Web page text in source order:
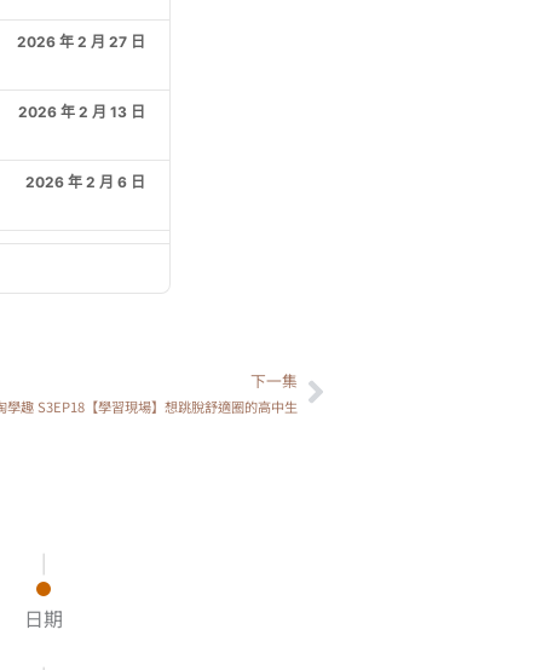
2026 年 2 月 27 日
2026 年 2 月 13 日
2026 年 2 月 6 日
下一集
學趣 S3EP18【學習現場】想跳脫舒適圈的高中生下一篇
|
日期